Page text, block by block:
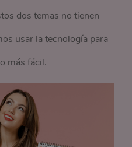
dos temas no tienen
usar la tecnología para
más fácil.